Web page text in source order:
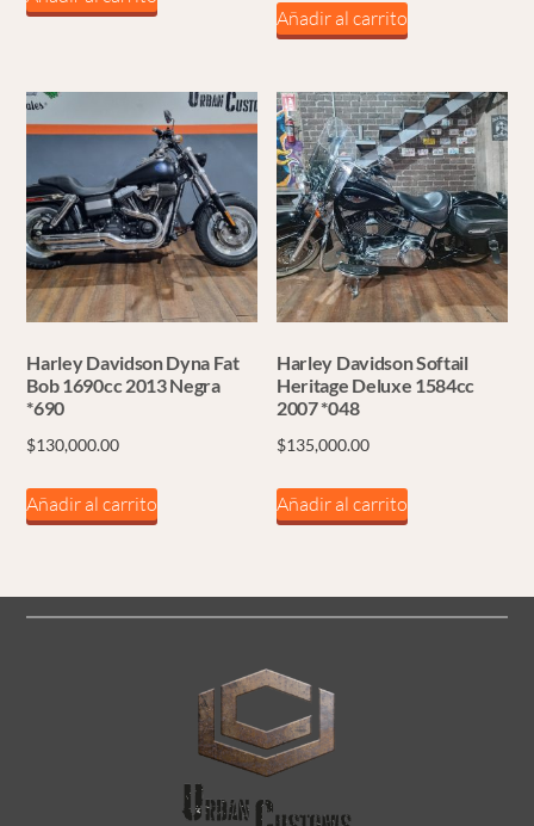
Añadir al carrito
Harley Davidson Dyna Fat
Bob 1690cc 2013 Negra
*690
$130,000.00
Añadir al carrito
Harley Davidson Softail
Heritage Deluxe 1584cc
2007 *048
$135,000.00
Añadir al carrito